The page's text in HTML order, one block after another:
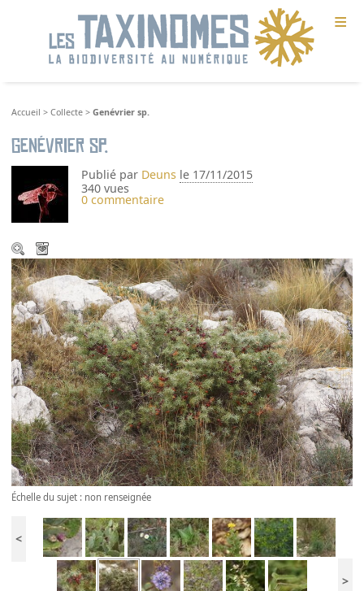
≡
Accueil >Collecte >Genévrier sp.
Genévrier sp.
Publié par Deuns le 17/11/2015
340 vues
0 commentaire
Échelle du sujet : non renseignée
<
>